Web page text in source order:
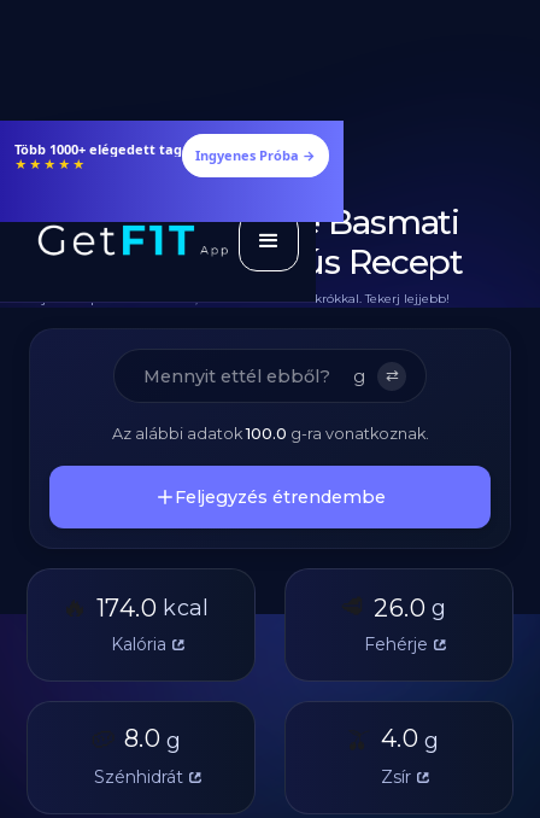
Étrendek, receptek és edzéstervek
★★★★★ Ingyenes Próba →
Diétás Vajas Csirke Basmati
Rizzsel - Fehérjedús Recept
Teljes Recept Hozzávalókkal, Elkészítéssel és Makrókkal. Tekerj lejjebb!
g ⇄
Az alábbi adatok100.0 g-ra vonatkoznak.
Feljegyzés étrendembe
🔥 174.0 kcal
Kalória
🥩 26.0 g
Fehérje
🥔 8.0 g
Szénhidrát
🫒 4.0 g
Zsír